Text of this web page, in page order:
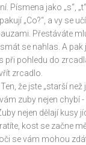
Písmena jako „s“,
„Co?“, a vy se
Přestáváte
se nahlas. A pak
při pohledu do
zrcadlo.
že jste „starší než
zuby nejen chybí -
nejen dělají kusy
kost se začne
se vám mohou